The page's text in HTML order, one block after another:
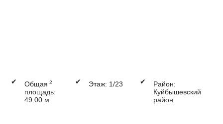
✔
Общая
площадь:
49.00 м
2 ✔ Этаж: 1/23 ✔
Район:
Куйбышевский
район